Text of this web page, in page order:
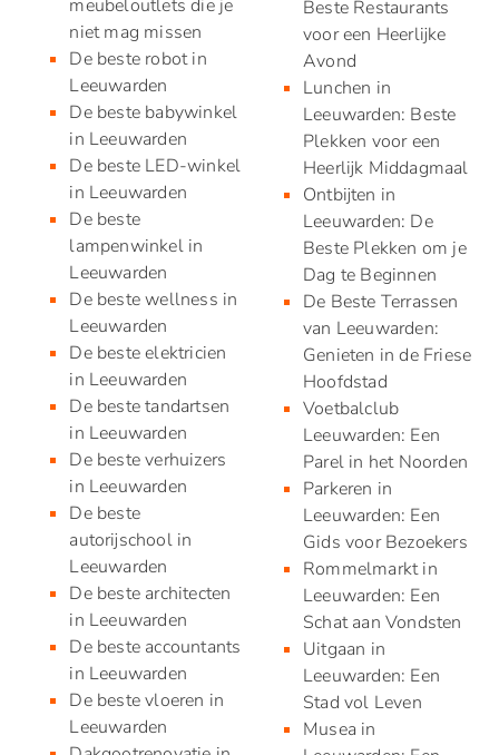
meubeloutlets die je
niet mag missen
De beste robot in
Leeuwarden
De beste babywinkel
in Leeuwarden
De beste LED-winkel
in Leeuwarden
De beste
lampenwinkel in
Leeuwarden
De beste wellness in
Leeuwarden
De beste elektricien
in Leeuwarden
De beste tandartsen
in Leeuwarden
De beste verhuizers
in Leeuwarden
De beste
autorijschool in
Leeuwarden
De beste architecten
in Leeuwarden
De beste accountants
in Leeuwarden
De beste vloeren in
Leeuwarden
Beste Restaurants
voor een Heerlijke
Avond
Lunchen in
Leeuwarden: Beste
Plekken voor een
Heerlijk Middagmaal
Ontbijten in
Leeuwarden: De
Beste Plekken om je
Dag te Beginnen
De Beste Terrassen
van Leeuwarden:
Genieten in de Friese
Hoofdstad
Voetbalclub
Leeuwarden: Een
Parel in het Noorden
Parkeren in
Leeuwarden: Een
Gids voor Bezoekers
Rommelmarkt in
Leeuwarden: Een
Schat aan Vondsten
Uitgaan in
Leeuwarden: Een
Stad vol Leven
Musea in